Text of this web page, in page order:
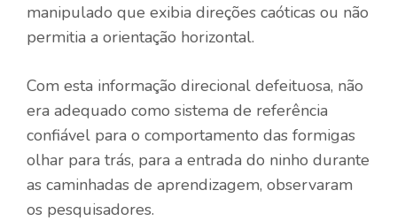
manipulado que exibia direções caóticas ou não
permitia a orientação horizontal.
Com esta informação direcional defeituosa, não
era adequado como sistema de referência
confiável para o comportamento das formigas
olhar para trás, para a entrada do ninho durante
as caminhadas de aprendizagem, observaram
os pesquisadores.